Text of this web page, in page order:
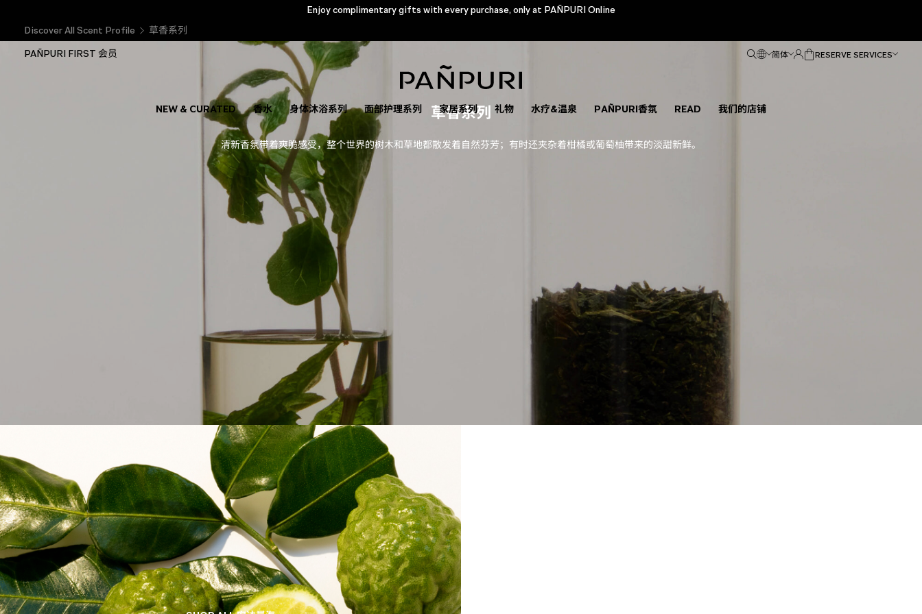
Enjoy complimentary gifts with every purchase, only at PAÑPURI Online
Check the validity of your e-voucher Click
Discover All Scent Profile
草香系列
PAÑPURI FIRST 会员
简体 RESERVE SERVICES
NEW & CURATED 香水 身体沐浴系列 面部护理系列 家居系列 礼物 水疗&温泉 PAÑPURI香氛 READ 我们的店铺
草香系列
清新香氛带着爽脆感受，整个世界的树木和草地都散发着自然芬芳；有时还夹杂着柑橘或葡萄柚带来的淡甜新鲜。